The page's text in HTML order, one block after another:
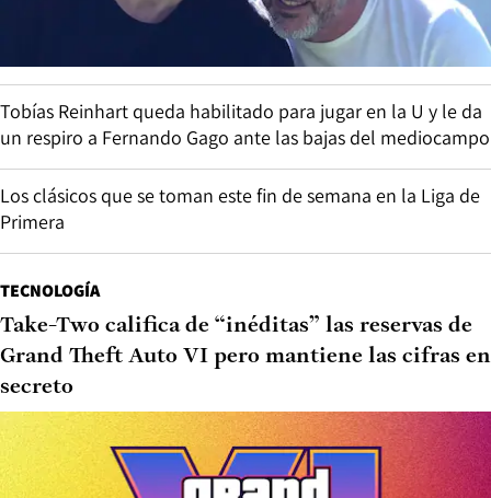
Tobías Reinhart queda habilitado para jugar en la U y le da
un respiro a Fernando Gago ante las bajas del mediocampo
Los clásicos que se toman este fin de semana en la Liga de
Primera
TECNOLOGÍA
Take-Two califica de “inéditas” las reservas de
Grand Theft Auto VI pero mantiene las cifras en
secreto